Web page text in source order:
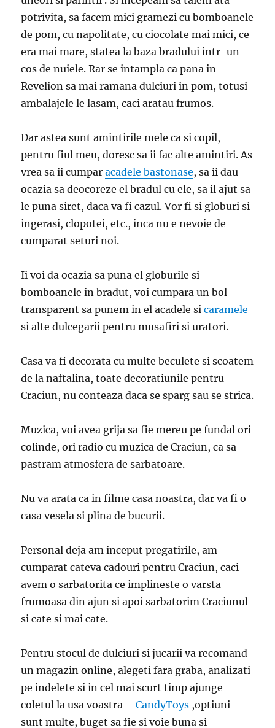
potrivita, sa facem mici gramezi cu bomboanele
de pom, cu napolitate, cu ciocolate mai mici, ce
era mai mare, statea la baza bradului intr-un
cos de nuiele. Rar se intampla ca pana in
Revelion sa mai ramana dulciuri in pom, totusi
ambalajele le lasam, caci aratau frumos.
Dar astea sunt amintirile mele ca si copil,
pentru fiul meu, doresc sa ii fac alte amintiri. As
vrea sa ii cumparacadele bastonase, sa ii dau
ocazia sa deocoreze el bradul cu ele, sa il ajut sa
le puna siret, daca va fi cazul. Vor fi si globuri si
ingerasi, clopotei, etc., inca nu e nevoie de
cumparat seturi noi.
Ii voi da ocazia sa puna el globurile si
bomboanele in bradut, voi cumpara un bol
transparent sa punem in el acadele sicaramele
si alte dulcegarii pentru musafiri si uratori.
Casa va fi decorata cu multe beculete si scoatem
de la naftalina, toate decoratiunile pentru
Craciun, nu conteaza daca se sparg sau se strica.
Muzica, voi avea grija sa fie mereu pe fundal ori
colinde, ori radio cu muzica de Craciun, ca sa
pastram atmosfera de sarbatoare.
Nu va arata ca in filme casa noastra, dar va fi o
casa vesela si plina de bucurii.
Personal deja am inceput pregatirile, am
cumparat cateva cadouri pentru Craciun, caci
avem o sarbatorita ce implineste o varsta
frumoasa din ajun si apoi sarbatorim Craciunul
si cate si mai cate.
Pentru stocul de dulciuri si jucarii va recomand
un magazin online, alegeti fara graba, analizati
pe indelete si in cel mai scurt timp ajunge
coletul la usa voastra – CandyToys ,optiuni
sunt multe, buget sa fie si voie buna si